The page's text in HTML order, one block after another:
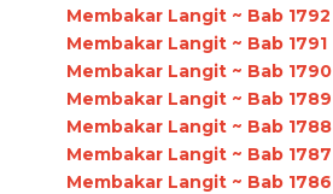
Membakar Langit ~ Bab 1792
Membakar Langit ~ Bab 1791
Membakar Langit ~ Bab 1790
Membakar Langit ~ Bab 1789
Membakar Langit ~ Bab 1788
Membakar Langit ~ Bab 1787
Membakar Langit ~ Bab 1786